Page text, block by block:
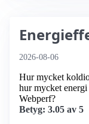
2026-08-06
Hur mycket
hur mycket
Webperf?
Betyg: 3.05 av 5